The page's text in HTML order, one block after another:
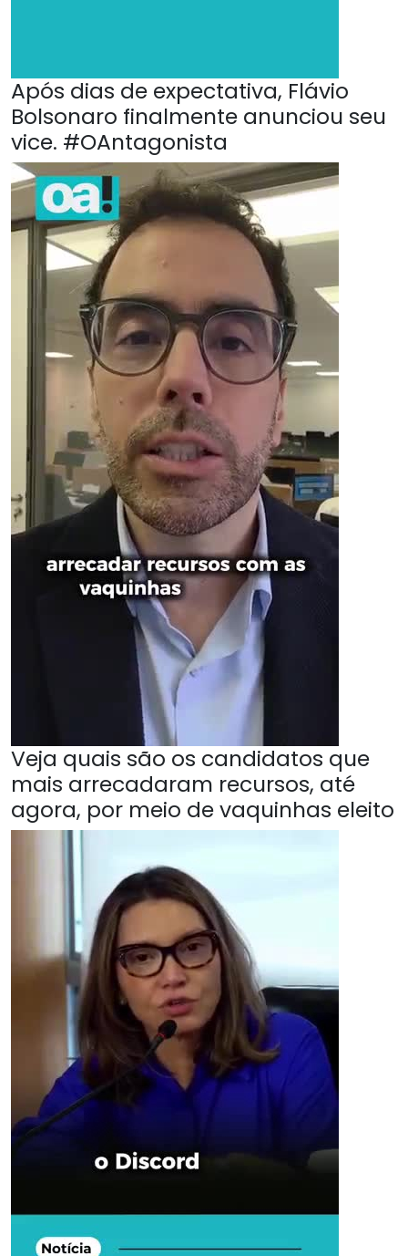
Após dias de expectativa, Flávio
Bolsonaro finalmente anunciou seu
vice. #OAntagonista
Veja quais são os candidatos que
mais arrecadaram recursos, até
agora, por meio de vaquinhas eleito